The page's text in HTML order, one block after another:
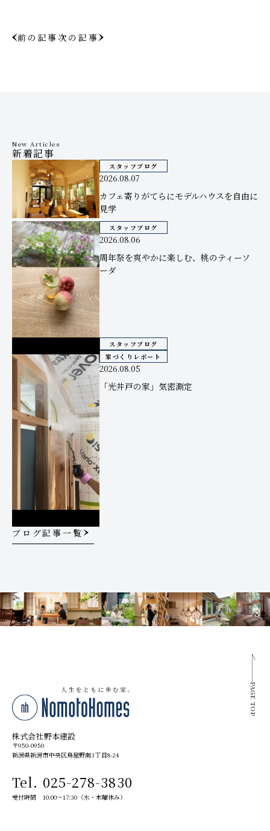
前の記事次の記事
New Articles
新着記事
ブログ記事一覧
スタッフブログ
2026.08.07
カフェ寄りがてらにモデルハウスを自由に
見学
スタッフブログ
2026.08.06
周年祭を爽やかに楽しむ、桃のティーソ
ーダ
スタッフブログ
家づくりレポート
2026.08.05
「光井戸の家」気密測定
株式会社野本建設
〒950-0950
新潟県新潟市中央区鳥屋野南3丁目8-24
Tel. 025-278-3830
受付時間 10:00～17:30（水・木曜休み）
PAGE TOP